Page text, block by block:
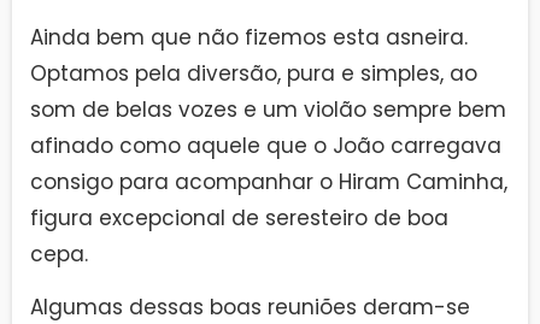
Ainda bem que não fizemos esta asneira.
Optamos pela diversão, pura e simples, ao
som de belas vozes e um violão sempre bem
afinado como aquele que o João carregava
consigo para acompanhar o Hiram Caminha,
figura excepcional de seresteiro de boa
cepa.
Algumas dessas boas reuniões deram-se